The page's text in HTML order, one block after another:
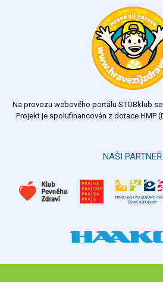
Výsledky
Na provozu webového portálu STOBklub
Projekt je spolufinancován z dotace HMP
NAŠI PARTNEŘI